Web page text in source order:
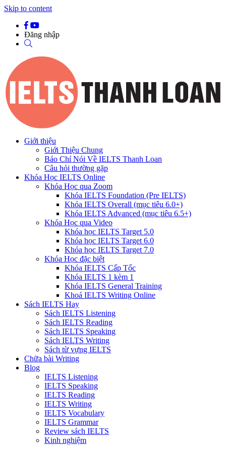
Skip to content
Đăng nhập
Giới thiệu
Giới Thiệu Chung
Báo Chí Nói Về IELTS Thanh Loan
Câu hỏi thường gặp
Khóa Học IELTS Online
Khóa Học qua Zoom
Khóa IELTS Foundation (Pre IELTS)
Khóa IELTS Overall (mục tiêu 6.0+)
Khóa IELTS Advanced (mục tiêu 6.5+)
Khóa Học qua Video
Khóa học IELTS Target 5.0
Khóa học IELTS Target 6.0
Khóa học IELTS Target 7.0
Khóa Học đặc biệt
Khóa IELTS Cấp Tốc
Khóa IELTS 1 kèm 1
Khóa IELTS General Training
Khoá IELTS Writing Online
Sách IELTS Hay
Sách IELTS Listening
Sách IELTS Reading
Sách IELTS Speaking
Sách IELTS Writing
Sách từ vựng IELTS
Chữa bài Writing
Blog
IELTS Listening
IELTS Speaking
IELTS Reading
IELTS Writing
IELTS Vocabulary
IELTS Grammar
Review sách IELTS
Kinh nghiệm